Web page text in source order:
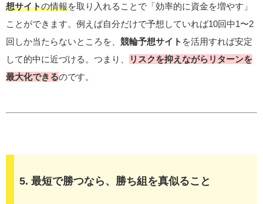
想サイトの情報を取り入れることで「効率的に資金を増やす」
ことができます。例えば自分だけで予想していれば10回中1〜2
回しか当たらないところを、 競輪予想サイト を活用すれば安定
して的中に近づける。つまり、
リスクを抑えながらリターンを
最大化できるのです。
5. 最短で勝つなら、勝ち組を真似ること